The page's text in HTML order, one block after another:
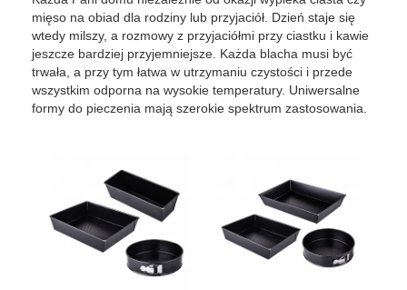
mięso na obiad dla rodziny lub przyjaciół. Dzień staje się
wtedy milszy, a rozmowy z przyjaciółmi przy ciastku i kawie
jeszcze bardziej przyjemniejsze. Każda blacha musi być
trwała, a przy tym łatwa w utrzymaniu czystości i przede
wszystkim odporna na wysokie temperatury. Uniwersalne
formy do pieczenia mają szerokie spektrum zastosowania.